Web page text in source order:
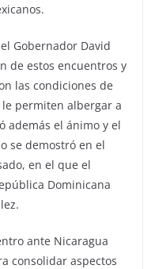
Gobernador David
de estos encuentros y
las condiciones de
permiten albergar a
además el ánimo y el
se demostró en el
en el que el
Dominicana
ante Nicaragua
consolidar aspectos